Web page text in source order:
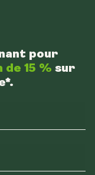
pour
15 % sur